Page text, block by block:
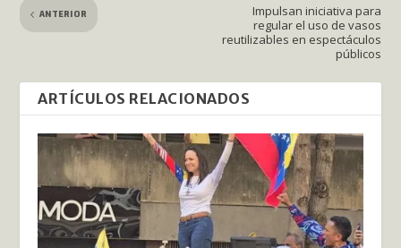
ANTERIOR
Impulsan iniciativa para
regular el uso de vasos
reutilizables en espectáculos
públicos
ARTÍCULOS RELACIONADOS